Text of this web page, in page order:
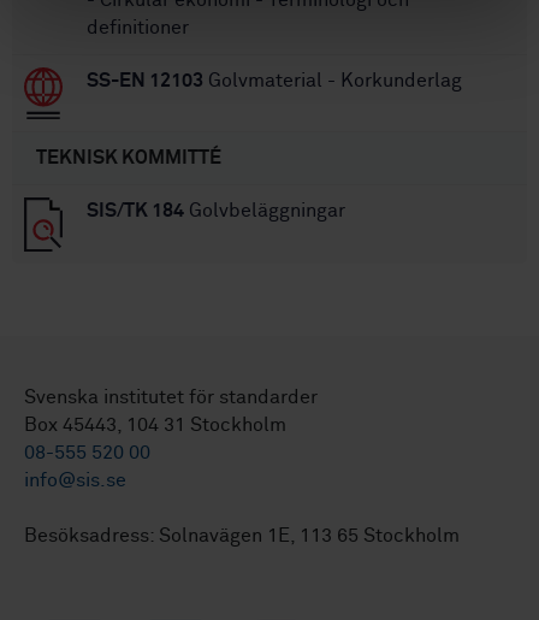
definitioner
SS-EN 12103 Golvmaterial - Korkunderlag
TEKNISK KOMMITTÉ
SIS/TK 184 Golvbeläggningar
Svenska institutet för standarder
Box 45443, 104 31 Stockholm
08-555 520 00
info@sis.se
Besöksadress: Solnavägen 1E, 113 65 Stockholm